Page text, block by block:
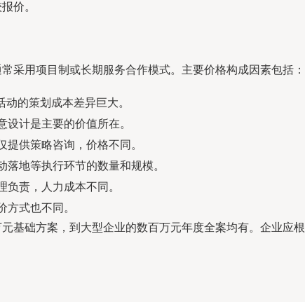
价。
采用项目制或长期服务合作模式。主要价格构成因素包括：
动的策划成本差异巨大。
设计是主要的价值所在。
提供策略咨询，价格不同。
落地等执行环节的数量和规模。
负责，人力成本不同。
方式也不同。
基础方案，到大型企业的数百万元年度全案均有。企业应